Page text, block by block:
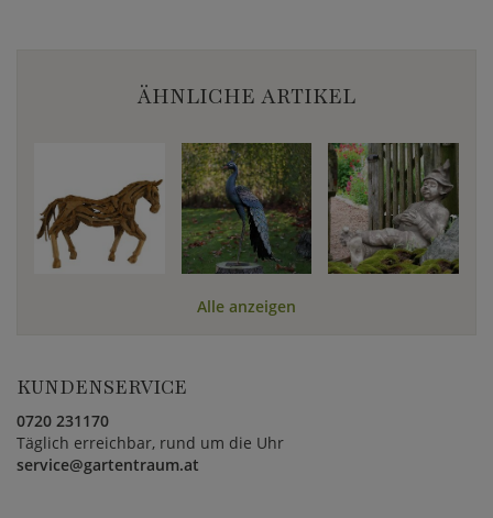
ÄHNLICHE ARTIKEL
Alle anzeigen
KUNDENSERVICE
0720 231170
Täglich erreichbar, rund um die Uhr
service@gartentraum.at